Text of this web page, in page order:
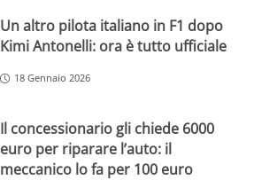
Un altro pilota italiano in F1 dopo
Kimi Antonelli: ora è tutto ufficiale
18 Gennaio 2026
Il concessionario gli chiede 6000
euro per riparare l’auto: il
meccanico lo fa per 100 euro